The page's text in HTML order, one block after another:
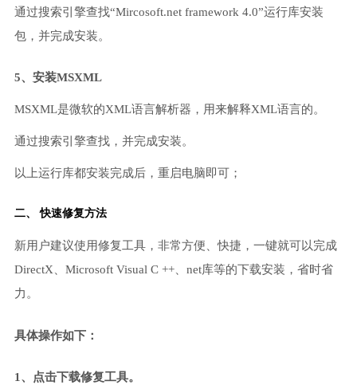
通过搜索引擎查找“Mircosoft.net framework 4.0”运行库安装
包，并完成安装。
5、安装MSXML
MSXML是微软的XML语言解析器，用来解释XML语言的。
通过搜索引擎查找，并完成安装。
以上运行库都安装完成后，重启电脑即可；
二、 快速修复方法
新用户建议使用修复工具，非常方便、快捷，一键就可以完成
DirectX、Microsoft Visual C ++、net库等的下载安装，省时省
力。
具体操作如下：
1、点击下载修复工具。